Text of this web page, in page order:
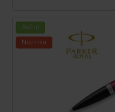
Akční
Novinka